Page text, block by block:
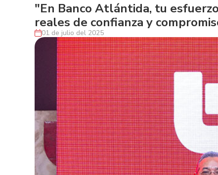
"En Banco Atlántida, tu
reales de confianza y
01 de julio del 2025